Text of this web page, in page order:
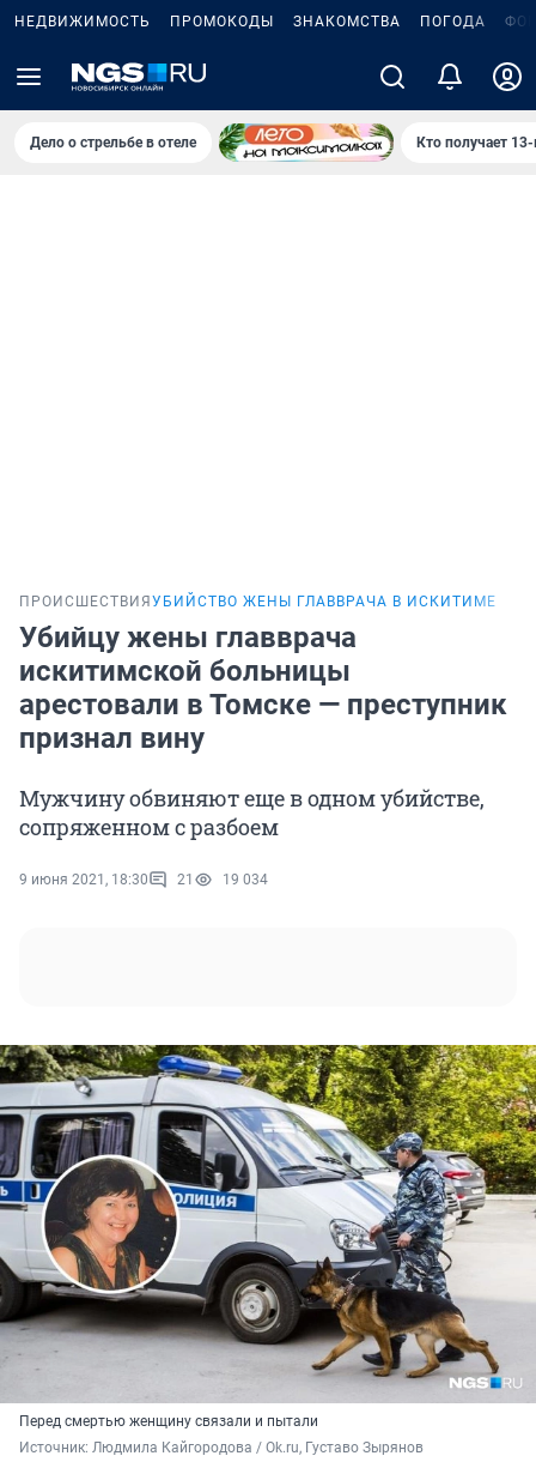
НЕДВИЖИМОСТЬ ПРОМОКОДЫ ЗНАКОМСТВА ПОГОДА
Дело о стрельбе в отеле Кто получает
ПРОИСШЕСТВИЯ УБИЙСТВО ЖЕНЫ ГЛАВВРАЧА В ИСКИТИМЕ
Убийцу жены главврача
искитимской больницы
арестовали в Томске — преступник
признал вину
Мужчину обвиняют еще в одном убийстве,
сопряженном с разбоем
9 июня 2021, 18:30 21 19 034
Перед смертью женщину связали и пытали
Источник: Людмила Кайгородова / Ok.ru, Густаво Зырянов